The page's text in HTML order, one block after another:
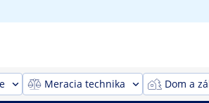
Meracia technika Dom a